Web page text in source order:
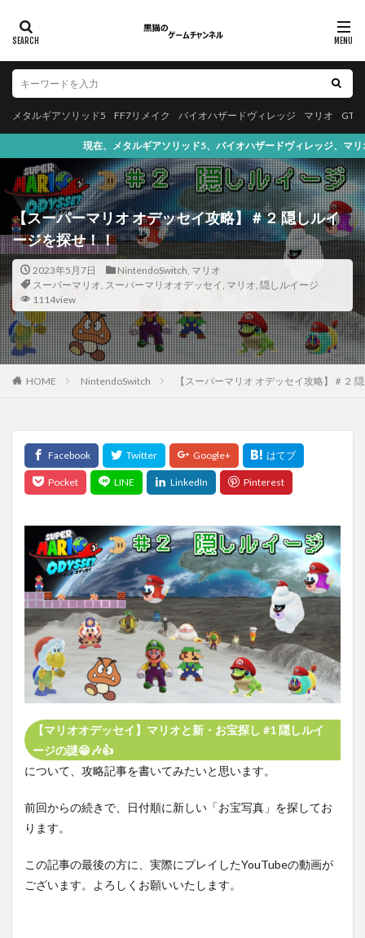
メタルギアソリッド5 FF7リメイク バイオハザードヴィレッジ マリオ GTA
ルギアソリッド5、バイオハザードヴィレッジ、マリオ、FF7リメイク、GTAオ
【スーパーマリオ オデッセイ攻略】＃２ 隠しルイ
ージを探せ！！
2023年5月7日 NintendoSwitch, マリオ
スーパーマリオ, スーパーマリオオデッセイ, マリオ, 隠しルイージ
1114view
HOME NintendoSwitch 【スーパーマリオ オデッセイ攻略】＃２
【マリオオデッセイ】マリオと新・お宝探し #1 隠しルイ
ージの謎😁🎶👍
について、攻略記事を書いてみたいと思います。
前回からの続きで、日付順に新しい「お宝写真」を探してお
ります。
この記事の最後の方に、実際にプレイしたYouTubeの動画が
ございます。よろしくお願いいたします。